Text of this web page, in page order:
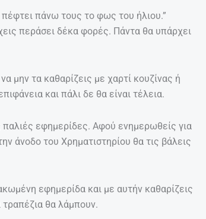
πέφτει πάνω τους το φως του ήλιου.”
περάσει δέκα φορές. Πάντα θα υπάρχει
μην τα καθαρίζεις με χαρτί κουζίνας ή
και πάλι δε θα είναι τέλεια.
παλιές εφημερίδες. Αφού ενημερωθείς για
άνοδο του Χρηματιστηρίου θα τις βάλεις
εφημερίδα και με αυτήν καθαρίζεις
τραπέζια θα λάμπουν.